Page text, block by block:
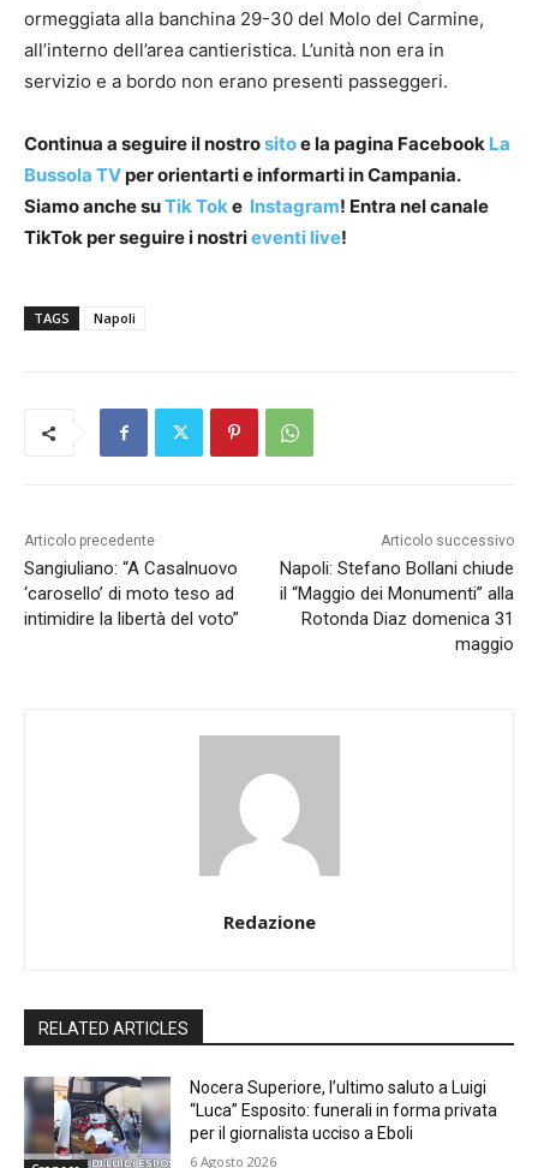
ormeggiata alla banchina 29-30 del Molo del Carmine,
all’interno dell’area cantieristica. L’unità non era in
servizio e a bordo non erano presenti passeggeri.
Continua a seguire il nostrositoe la pagina Facebook La
Bussola TVper orientarti e informarti in Campania.
Siamo anche suTik Toke Instagram! Entra nel canale
TikTok per seguire i nostrieventi live!
TAGS Napoli
Articolo precedente
Sangiuliano: “A Casalnuovo
‘carosello’ di moto teso ad
intimidire la libertà del voto”
Articolo successivo
Napoli: Stefano Bollani chiude
il “Maggio dei Monumenti” alla
Rotonda Diaz domenica 31
maggio
Redazione
RELATED ARTICLES
Nocera Superiore, l’ultimo saluto a Luigi
“Luca” Esposito: funerali in forma privata
per il giornalista ucciso a Eboli
6 Agosto 2026